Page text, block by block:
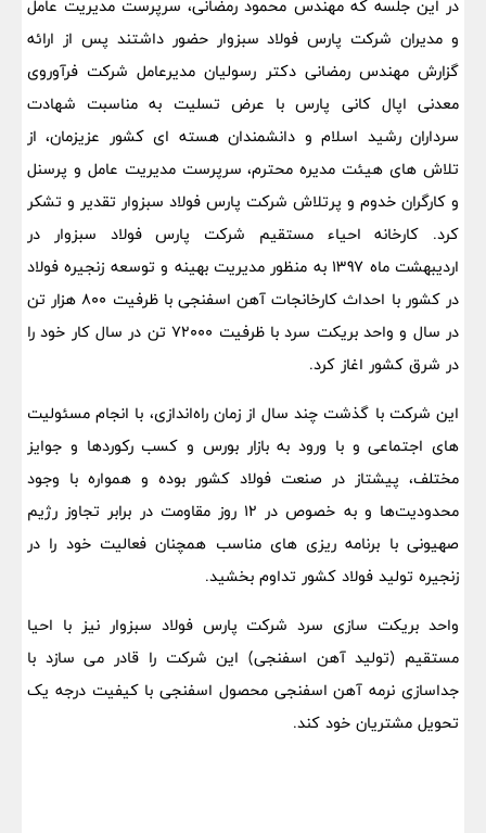
در این جلسه که مهندس محمود رمضانی، سرپرست مدیریت عامل
و مدیران شرکت پارس فولاد سبزوار حضور داشتند پس از ارائه
گزارش مهندس رمضانی دکتر رسولیان مدیرعامل شرکت فرآوروی
معدنی اپال کانی پارس با عرض تسلیت به مناسبت شهادت
سرداران رشید اسلام و دانشمندان هسته ای کشور عزیزمان، از
تلاش های هیئت مدیره محترم، سرپرست مدیریت عامل و پرسنل
و کارگران خدوم و پرتلاش شرکت پارس فولاد سبزوار تقدیر و تشکر
کرد. کارخانه احیاء مستقیم شرکت پارس فولاد سبزوار در
اردیبهشت ماه 1397 به منظور مدیریت بهینه و توسعه زنجیره فولاد
در کشور با احداث کارخانجات آهن اسفنجی با ظرفیت 800 هزار تن
در سال و واحد بریکت سرد با ظرفیت 72000 تن در سال کار خود را
در شرق کشور اغاز کرد.
این شرکت با گذشت چند سال از زمان راه‌اندازی، با انجام مسئولیت
های اجتماعی و با ورود به بازار بورس و کسب رکوردها و جوایز
مختلف، پیشتاز در صنعت فولاد کشور بوده و همواره با وجود
محدودیت‌ها و به خصوص در 12 روز مقاومت در برابر تجاوز رژیم
صهیونی با برنامه ریزی های مناسب همچنان فعالیت خود را در
زنجیره تولید فولاد کشور تداوم بخشید.
واحد بریکت سازی سرد شرکت پارس فولاد سبزوار نیز با احیا
مستقیم (تولید آهن اسفنجی) این شرکت را قادر می سازد با
جداسازی نرمه آهن اسفنجی محصول اسفنجی با کیفیت درجه یک
تحویل مشتریان خود کند.